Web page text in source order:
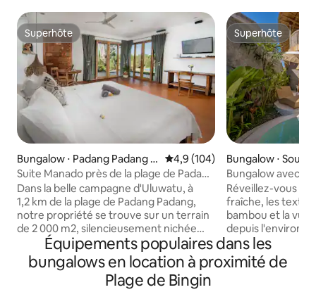
Superhôte
Superhôte
Bungalow ⋅ Padang Padang B
each, South Kuta
Évaluation moyenne sur la
4,9 (104)
Suite Manado près de la plage de Padang
Padang
Dans la belle campagne d'Uluwatu, à
1,2 km de la plage de Padang Padang,
notre propriété se trouve sur un terrain
de 2 000 m2, silencieusement nichée
dans la forêt, indépendamment de
l'explosion du bâtiment d'Uluwatu. À
distance de marche de « Ulu Island
Padel », certaines des meilleures plages
Superhôte
Superhôte
Bungalow ⋅ South
Bungalow avec
de plongée à
Réveillez-vous
fraîche, les
bambou et la vue
depuis
Bamboo. Niché
luxuriant, ce
achevé est conçu
Équipements populaires dans les
bungalows en location à proximité de
Plage de Bingin